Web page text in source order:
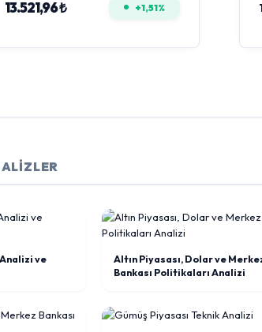
13.521,96 ₺ +1,51%
ve
Altın Piyasası, Dolar ve
Bankası Politikaları Analizi